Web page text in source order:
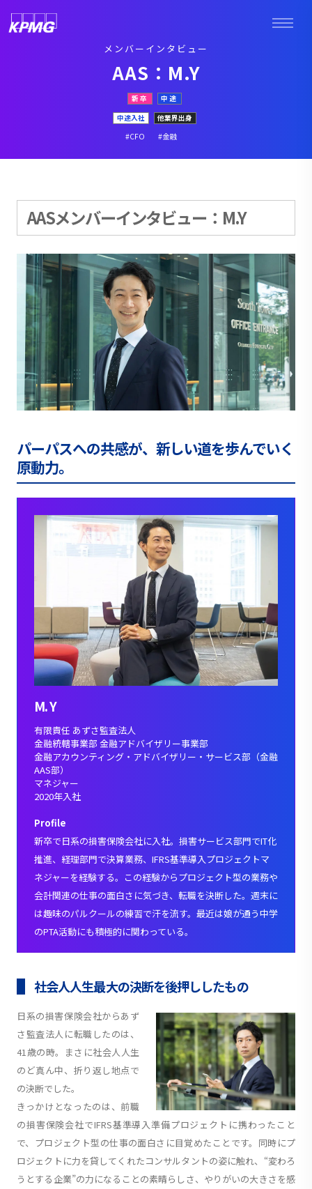
メンバーインタビュー
AAS：M.Y
新卒
中途
中途入社
他業界出身
#CFO #金融
AASメンバーインタビュー：M.Y
パーパスへの共感が、新しい道を歩んでいく
原動力。
M. Y
有限責任 あずさ監査法人
金融統轄事業部 金融アドバイザリー事業部
金融アカウンティング・アドバイザリー・サービス部（金融
AAS部）
マネジャー
2020年入社
Profile
新卒で日系の損害保険会社に入社。損害サービス部門でIT化
推進、経理部門で決算業務、IFRS基準導入プロジェクトマ
ネジャーを経験する。この経験からプロジェクト型の業務や
会計関連の仕事の面白さに気づき、転職を決断した。週末に
は趣味のパルクールの練習で汗を流す。最近は娘が通う中学
のPTA活動にも積極的に関わっている。
社会人人生最大の決断を後押ししたもの
日系の損害保険会社からあず
さ監査法人に転職したのは、
41歳の時。まさに社会人人生
のど真ん中、折り返し地点で
の決断でした。
きっかけとなったのは、前職
の損害保険会社でIFRS基準導入準備プロジェクトに携わったこと
で、プロジェクト型の仕事の面白さに目覚めたことです。同時にプ
ロジェクトに力を貸してくれたコンサルタントの姿に触れ、“変わろ
うとする企業”の力になることの素晴らしさ、やりがいの大きさを感